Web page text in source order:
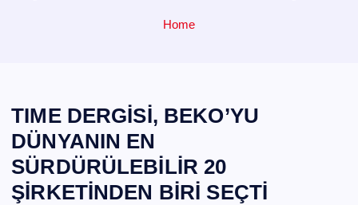
Home
TIME DERGİSİ, BEKO’YU
DÜNYANIN EN
SÜRDÜRÜLEBİLİR 20
ŞİRKETİNDEN BİRİ SEÇTİ